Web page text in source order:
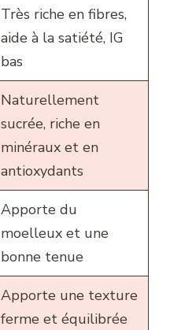
Très riche en fibres,
aide à la satiété, IG
bas
Naturellement
sucrée, riche en
minéraux et en
antioxydants
Apporte du
moelleux et une
bonne tenue
Apporte une texture
ferme et équilibrée